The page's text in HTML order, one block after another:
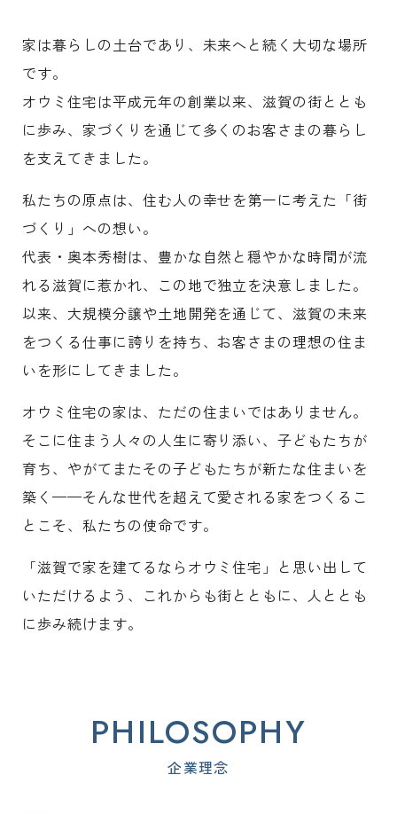
家は暮らしの土台であり、未来へと続く大切な場所
です。
オウミ住宅は平成元年の創業以来、滋賀の街ととも
に歩み、家づくりを通じて多くのお客さまの暮らし
を支えてきました。
私たちの原点は、住む人の幸せを第一に考えた「街
づくり」への想い。
代表・奥本秀樹は、豊かな自然と穏やかな時間が流
れる滋賀に惹かれ、この地で独立を決意しました。
以来、大規模分譲や土地開発を通じて、滋賀の未来
をつくる仕事に誇りを持ち、お客さまの理想の住ま
いを形にしてきました。
オウミ住宅の家は、ただの住まいではありません。
そこに住まう人々の人生に寄り添い、子どもたちが
育ち、やがてまたその子どもたちが新たな住まいを
築く——そんな世代を超えて愛される家をつくるこ
とこそ、私たちの使命です。
「滋賀で家を建てるならオウミ住宅」と思い出して
いただけるよう、これからも街とともに、人ととも
に歩み続けます。
PHILOSOPHY
企業理念